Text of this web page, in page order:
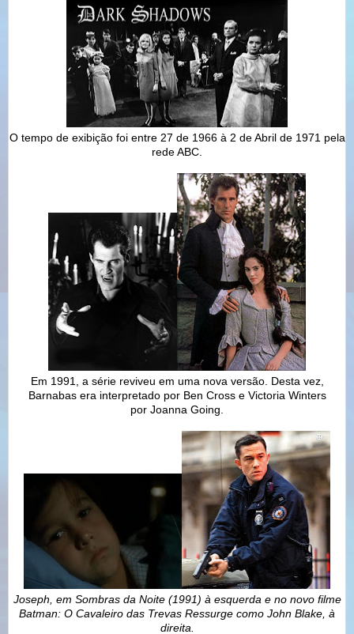
O tempo de exibição foi entre 27 de 1966 à 2 de Abril de 1971 pela
rede ABC.
Em 1991, a série reviveu em uma nova versão. Desta vez,
Barnabas era interpretado por Ben Cross e Victoria Winters
por Joanna Going
Joseph, em Sombras da Noite (1991) à esquerda e no novo filme
Batman: O Cavaleiro das Trevas Ressurge como John Blake, à
direita.